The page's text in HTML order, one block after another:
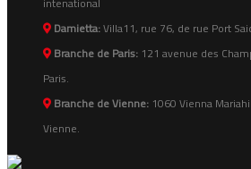
Damietta:Villa11, rue 76, de rue Port
Branche de Paris: 121 avenue des
Paris.
Branche de Vienne: 1060 Vienna
Vienne.